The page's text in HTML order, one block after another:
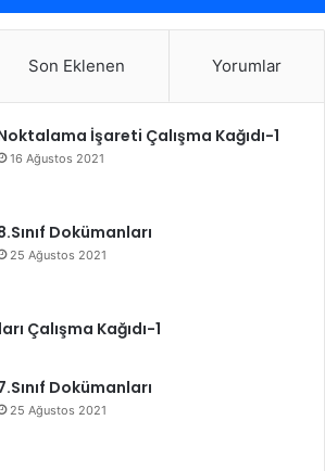
Son Eklenen Yorumlar
İşareti Çalışma Kağıdı-1
16 Ağustos 2021
Dokümanları
25 Ağustos 2021
Çalışma Kağıdı-1
Dokümanları
25 Ağustos 2021